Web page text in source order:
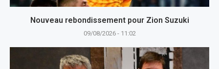
Nouveau rebondissement pour Zion Suzuki
09/08/2026 - 11:02